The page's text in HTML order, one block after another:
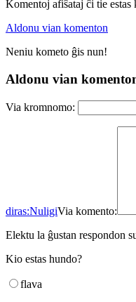
Komentoj afiŝataj ĉi tie estas
Aldonu vian komenton
Neniu kometo ĝis nun!
Aldonu vian
Via kromnomo:
diras:NuligiVia komento:
Elektu la ĝustan respondon
Kio estas hundo?
flava